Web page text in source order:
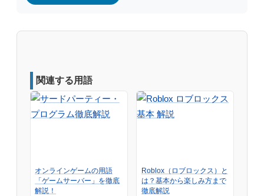
関連する用語
オンラインゲームの用語
「ゲームサーバー」を徹底
解説！
Roblox（ロブロックス）と
は？基本から楽しみ方まで
徹底解説